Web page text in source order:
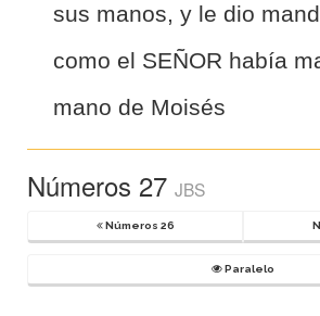
sus manos, y le dio
como el SEÑOR había
mano de Moisés
Números 27 JBS
Números 26
Paralelo